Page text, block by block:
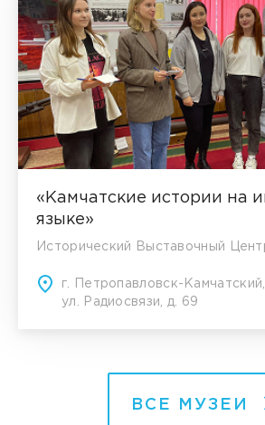
«Камчатские истории на
языке»
Исторический Выставочный
г. Петропавловск-
ул. Радиосвязи, д. 69
ВСЕ МУЗЕИ